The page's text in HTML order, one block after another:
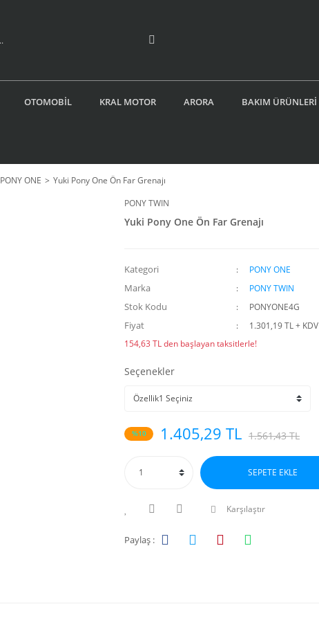
OTOMOBİL KRAL MOTOR ARORA BAKIM ÜRÜNLERİ
PONY ONE
Yuki Pony One Ön Far Grenajı
PONY TWIN
Yuki Pony One Ön Far Grenajı
Kategori PONY ONE
Marka PONY TWIN
Stok Kodu PONYONE4G
Fiyat
1.301,19 TL + KDV
154,63 TL den başlayan taksitlerle!
Seçenekler
%10 1.405,29 TL 1.561,43 TL
SEPETE EKLE
Karşılaştır
Paylaş :